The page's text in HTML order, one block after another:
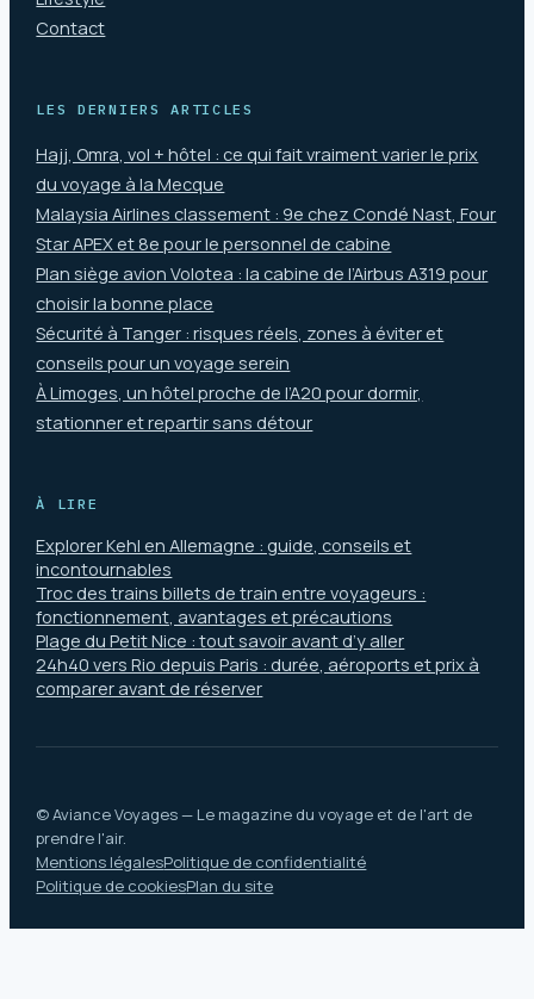
Contact
LES DERNIERS ARTICLES
Hajj, Omra, vol + hôtel : ce qui fait vraiment varier le prix
du voyage à la Mecque
Malaysia Airlines classement : 9e chez Condé Nast, Four
Star APEX et 8e pour le personnel de cabine
Plan siège avion Volotea : la cabine de l’Airbus A319 pour
choisir la bonne place
Sécurité à Tanger : risques réels, zones à éviter et
conseils pour un voyage serein
À Limoges, un hôtel proche de l’A20 pour dormir,
stationner et repartir sans détour
À LIRE
Explorer Kehl en Allemagne : guide, conseils et
incontournables
Troc des trains billets de train entre voyageurs :
fonctionnement, avantages et précautions
Plage du Petit Nice : tout savoir avant d’y aller
24h40 vers Rio depuis Paris : durée, aéroports et prix à
comparer avant de réserver
© Aviance Voyages — Le magazine du voyage et de l'art de
prendre l'air.
Mentions légalesPolitique de confidentialité
Politique de cookiesPlan du site